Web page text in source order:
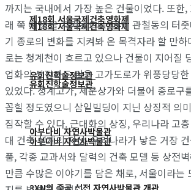
제18회 서울국제건축영화제
유회진학술정보관
아부다비 자연사박물관
제18회 서울국제건축영화제
유회진학술정보관
아부다비 자연사박물관
3XN의 중국 선전 자연사박물관 개관
까지는 국내에서 가장 높은 건물이었다. 또한
래 쭉 이 땅을 지켜왔으니, 가히 관철동의 터
기 종로의 변화를 지켜봐 온 목격자라 할 만
로는 청계천이 흐르고 있으나 건물이 지어질
업화의 상징과도 같은 고가도로가 위풍당당
있었다. 청계고가, 세운상가와 더불어 종로구
꼽힐 정도였으니 삼일빌딩이 지닌 상징적 의
짐작할 수 있다. 근대화의 상징, 우리나라 고
대 건축 설계의 자산, 우리나라가 낳은 거장
품, 각종 교과서와 달력의 건축 모델 등 상전
만큼 수많은 이야기를 담은 채로, 서울이라는